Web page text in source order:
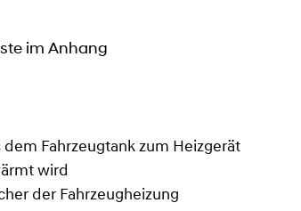
im Anhang
Fahrzeugtank zum Heizgerät
wird
der Fahrzeugheizung